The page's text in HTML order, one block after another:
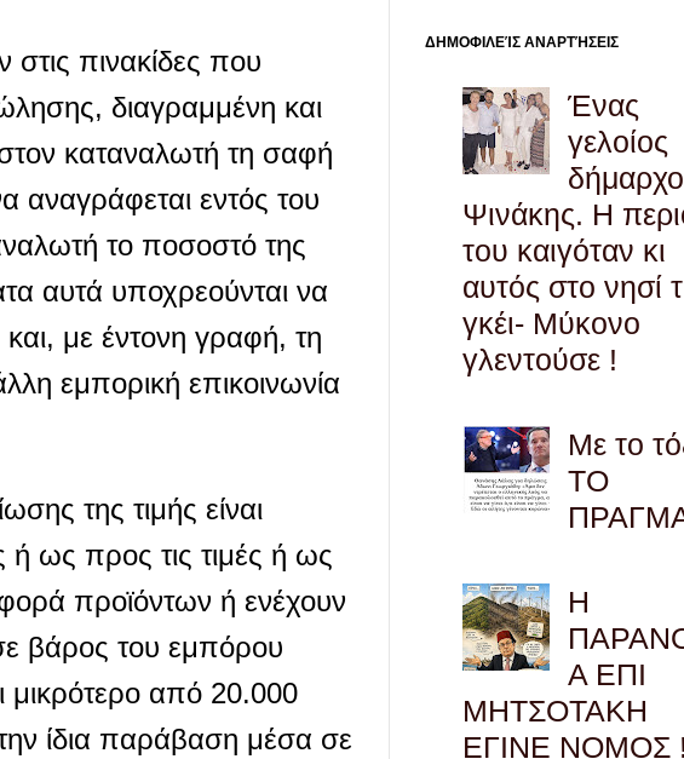
πινακίδες που
διαγραμμένη και
καταναλωτή τη σαφή
αναγράφεται εντός του
το ποσοστό της
αυτά υποχρεούνται να
και, με έντονη γραφή, τη
εμπορική επικοινωνία
της τιμής είναι
ως προς τις τιμές ή ως
προϊόντων ή ενέχουν
βάρος του εμπόρου
μικρότερο από 20.000
ίδια παράβαση μέσα σε
ΔΗΜΟΦΙΛΕΊΣ ΑΝΑΡΤΉΣΕΙΣ
Ένας
γελοίος
Ψινάκης. Η
του καιγόταν κι
αυτός στο νησί
γκέι- Μύκονο
γλεντούσε !
Με το
ΤΟ
Η
Α ΕΠΙ
ΜΗΤΣΟΤΑΚΗ
ΕΓΙΝΕ ΝΟΜΟΣ